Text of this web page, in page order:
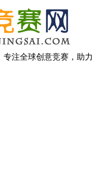
专注全球创意竞赛，助力